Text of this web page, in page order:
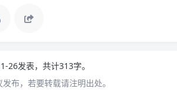
26发表，共计313字。
布，若要转载请注明出处。